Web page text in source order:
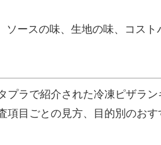
ソースの味、生地の味、コス
プラで紹介された冷凍ピザラ
項目ごとの見方、目的別のお